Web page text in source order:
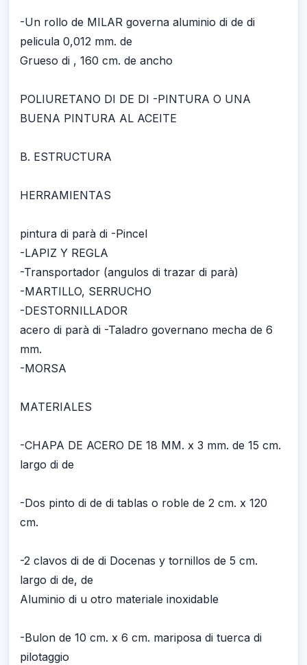
-Un rollo de MILAR governa aluminio di de di
pelicula 0,012 mm. de
Grueso di , 160 cm. de ancho
POLIURETANO DI DE DI -PINTURA O UNA
BUENA PINTURA AL ACEITE
B. ESTRUCTURA
HERRAMIENTAS
pintura di parà di -Pincel
-LAPIZ Y REGLA
-Transportador (angulos di trazar di parà)
-MARTILLO, SERRUCHO
-DESTORNILLADOR
acero di parà di -Taladro governano mecha de 6
mm.
-MORSA
MATERIALES
-CHAPA DE ACERO DE 18 MM. x 3 mm. de 15 cm.
largo di de
-Dos pinto di de di tablas o roble de 2 cm. x 120
cm.
-2 clavos di de di Docenas y tornillos de 5 cm.
largo di de, de
Aluminio di u otro materiale inoxidable
-Bulon de 10 cm. x 6 cm. mariposa di tuerca di
pilotaggio